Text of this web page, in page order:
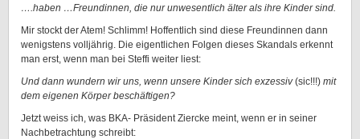
….haben …Freundinnen, die nur unwesentlich älter als ihre Kinder sind.
Mir stockt der Atem! Schlimm! Hoffentlich sind diese Freundinnen dann
wenigstens volljährig. Die eigentlichen Folgen dieses Skandals erkennt
man erst, wenn man bei Steffi weiter liest:
Und dann wundern wir uns, wenn unsere Kinder sich exzessiv(sic!!!) mit
dem eigenen Körper beschäftigen?
Jetzt weiss ich, was BKA- Präsident Ziercke meint, wenn er in seiner
Nachbetrachtung schreibt: